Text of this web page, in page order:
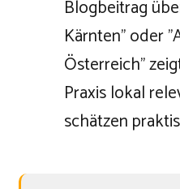
Blogbeitrag
Kärnten" oder
Österreich"
Praxis lokal
schätzen